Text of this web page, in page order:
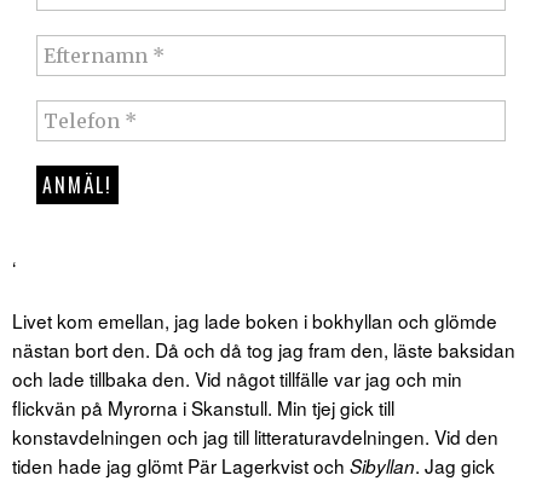
‘
Livet kom emellan, jag lade boken i bokhyllan och glömde
nästan bort den. Då och då tog jag fram den, läste baksidan
och lade tillbaka den. Vid något tillfälle var jag och min
flickvän på Myrorna i Skanstull. Min tjej gick till
konstavdelningen och jag till litteraturavdelningen. Vid den
tiden hade jag glömt Pär Lagerkvist och Sibyllan. Jag gick